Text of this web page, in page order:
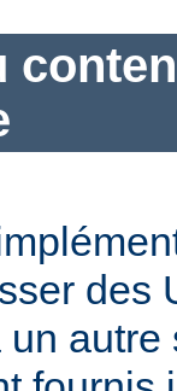
des
un autre